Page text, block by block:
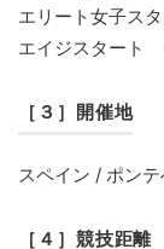
エリート女子ス
エイジスタート
［３］開催地
スペイン / ポンテ
［４］競技距離